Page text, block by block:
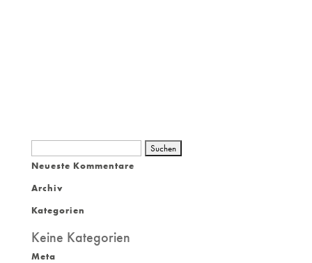
Suchen
nach:
Neueste Kommentare
Archiv
Kategorien
Keine Kategorien
Meta